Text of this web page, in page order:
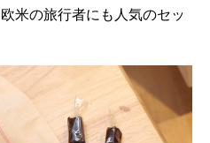
米の旅行者にも人気のセッ